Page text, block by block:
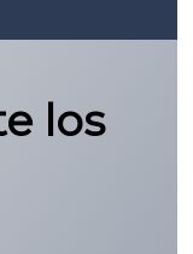
los